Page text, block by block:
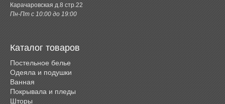
Карачаровская д.8 стр.22
Пн-Пт с 10:00 до 19:00
Каталог товаров
Постельное белье
Одеяла и подушки
Ванная
Покрывала и пледы
Шторы